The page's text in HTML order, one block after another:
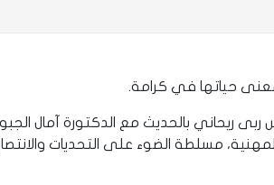
معنى حياتها في كرامة.
بالحديث مع الدكتورة آمال
مسلطة الضوء على التحديات